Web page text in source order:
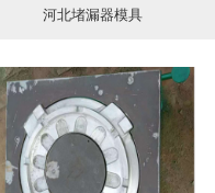
河北堵漏器模具